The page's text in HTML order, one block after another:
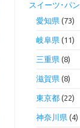
スイーツ･パン
愛知県(73)
岐阜県(11)
三重県(8)
滋賀県(8)
東京都(22)
神奈川県(4)